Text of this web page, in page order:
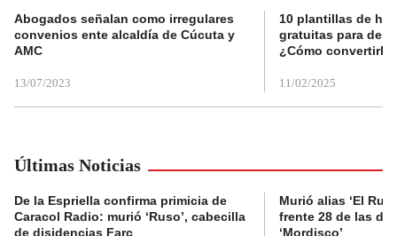
Abogados señalan como irregulares
convenios ente alcaldía de Cúcuta y
AMC
13/07/2023
10 plantillas de
gratuitas para
¿Cómo convertirla
11/02/2025
Últimas Noticias
De la Espriella confirma primicia de
Caracol Radio: murió ‘Ruso’, cabecilla
de disidencias Farc
Murió alias ‘El
frente 28 de las
‘Mordisco’